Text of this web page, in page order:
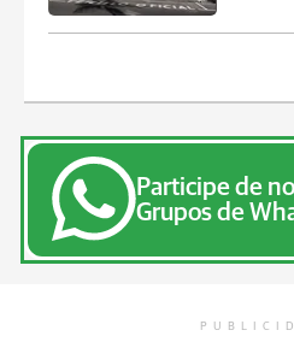
Participe de
Grupos de